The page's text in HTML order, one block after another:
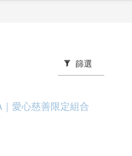
篩選